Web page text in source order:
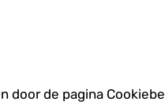
Wanneer besluit je een
mag je geen
door de pagina